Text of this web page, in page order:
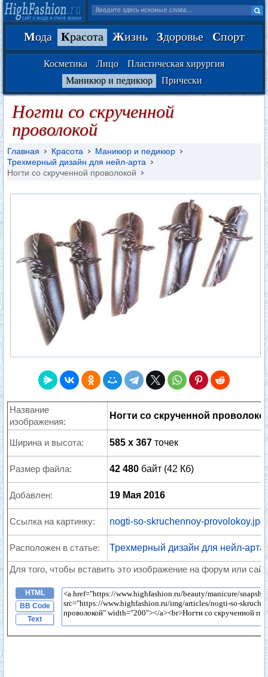
Мода Красота Жизнь Здоровье Спорт
Косметика Лицо
Пластическая хирургия
Маникюр и педикюр
Прически
Ногти со скрученной
проволокой
Главная Красота
Маникюр и педикюр
Трехмерный дизайн для нейл-арта
Ногти со скрученной проволокой
Название
изображения:
Ногти со скрученной
Ширина и высота: 585 x 367 точек
Размер файла: 42 480 байт (42 Кб)
Добавлен: 19 Мая 2016
Ссылка на картинку: nogti-so-skruchennoy-provolokoy.jpg
Расположен в статье: Трехмерный дизайн для нейл-арта
Для того, чтобы вставить это изображение на форум или
HTML
BB Code
Text